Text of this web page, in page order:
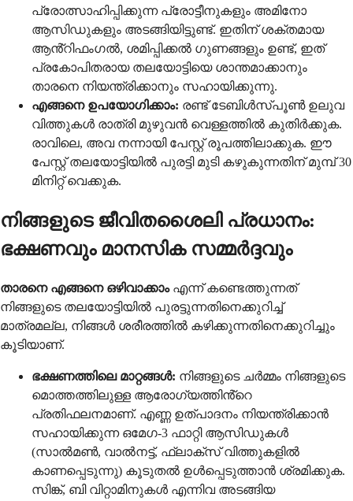
പ്രോത്സാഹിപ്പിക്കുന്ന പ്രോട്ടീനുകളും അമിനോ
ആസിഡുകളും അടങ്ങിയിട്ടുണ്ട്. ഇതിന് ശക്തമായ
ആൻ്റിഫംഗൽ, ശമിപ്പിക്കൽ ഗുണങ്ങളും ഉണ്ട്, ഇത്
പ്രകോപിതരായ തലയോട്ടിയെ ശാന്തമാക്കാനും
താരനെ നിയന്ത്രിക്കാനും സഹായിക്കുന്നു.
എങ്ങനെ ഉപയോഗിക്കാം: രണ്ട് ടേബിൾസ്പൂൺ ഉലുവ
വിത്തുകൾ രാത്രി മുഴുവൻ വെള്ളത്തിൽ കുതിർക്കുക.
രാവിലെ, അവ നന്നായി പേസ്റ്റ് രൂപത്തിലാക്കുക. ഈ
പേസ്റ്റ് തലയോട്ടിയിൽ പുരട്ടി മുടി കഴുകുന്നതിന് മുമ്പ് 30
മിനിറ്റ് വെക്കുക.
നിങ്ങളുടെ ജീവിതശൈലി പ്രധാനം:
ഭക്ഷണവും മാനസിക സമ്മർദ്ദവും
താരനെ എങ്ങനെ ഒഴിവാക്കാംഎന്ന് കണ്ടെത്തുന്നത്
നിങ്ങളുടെ തലയോട്ടിയിൽ പുരട്ടുന്നതിനെക്കുറിച്ച്
മാത്രമല്ല, നിങ്ങൾ ശരീരത്തിൽ കഴിക്കുന്നതിനെക്കുറിച്ചും
കൂടിയാണ്.
ഭക്ഷണത്തിലെ മാറ്റങ്ങൾ: നിങ്ങളുടെ ചർമ്മം നിങ്ങളുടെ
മൊത്തത്തിലുള്ള ആരോഗ്യത്തിൻ്റെ
പ്രതിഫലനമാണ്. എണ്ണ ഉത്പാദനം നിയന്ത്രിക്കാൻ
സഹായിക്കുന്ന ഒമേഗ-3 ഫാറ്റി ആസിഡുകൾ
(സാൽമൺ, വാൽനട്ട്, ഫ്ലാക്സ് വിത്തുകളിൽ
കാണപ്പെടുന്നു) കൂടുതൽ ഉൾപ്പെടുത്താൻ ശ്രമിക്കുക.
സിങ്ക്, ബി വിറ്റാമിനുകൾ എന്നിവ അടങ്ങിയ